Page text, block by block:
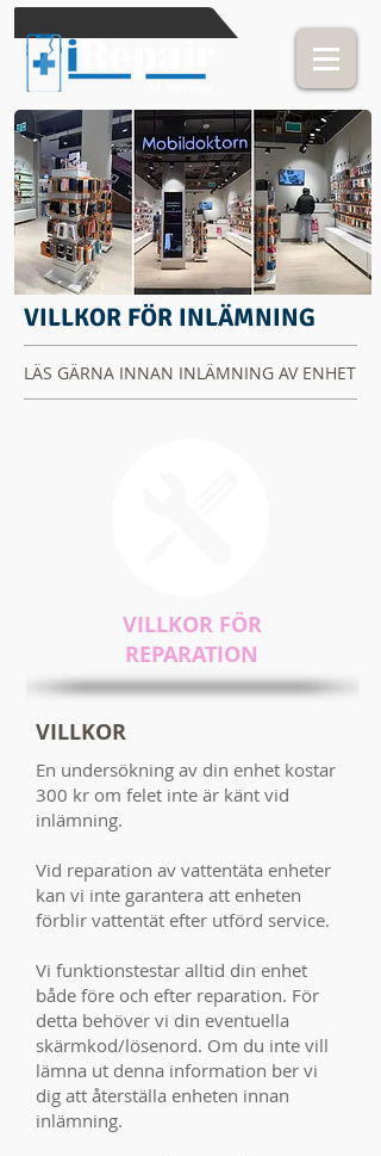
VILLKOR FÖR INLÄMNING
LÄS GÄRNA INNAN INLÄMNING AV ENHET
VILLKOR FÖR
REPARATION
VILLKOR
En undersökning av din enhet kostar
300 kr om felet inte är känt vid
inlämning.
Vid reparation av vattentäta enheter
kan vi inte garantera att enheten
förblir vattentät efter utförd service.
Vi funktionstestar alltid din enhet
både före och efter reparation. För
detta behöver vi din eventuella
skärmkod/lösenord. Om du inte vill
lämna ut denna information ber vi
dig att återställa enheten innan
inlämning.